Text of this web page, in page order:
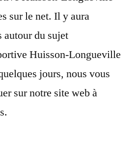
sur le net. Il y aura
autour du sujet
Huisson-Longueville
jours, nous vous
sur notre site web à